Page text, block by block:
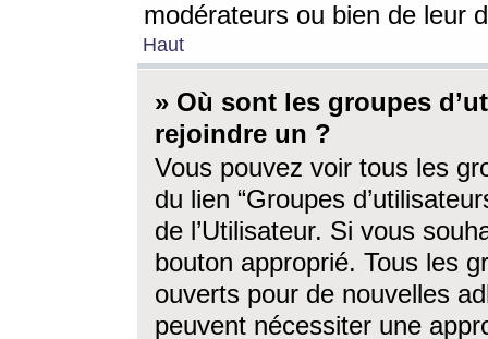
modérateurs ou bien de leur
Haut
» Où sont les groupes
rejoindre un ?
Vous pouvez voir tous les
du lien “Groupes
de l’Utilisateur. Si vous
bouton approprié. Tous les
ouverts pour de nouvelles
peuvent nécessiter une